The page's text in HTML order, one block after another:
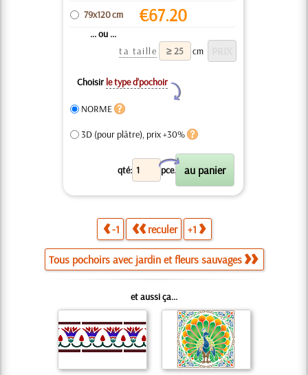
79x120 cm €67.20
... ou ...
ta taille
cm
Choisir le type d’pochoir
Y
NORME
3D (pour plâtre), prix +30%
qté: pce.
X
-1 reculer +1
Tous pochoirs avec jardin et fleurs sauvages
et aussi ça...